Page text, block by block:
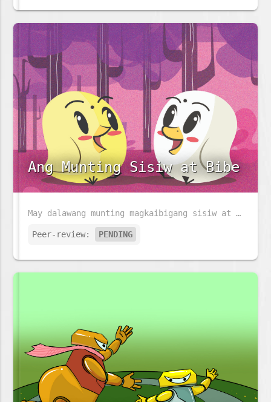
Ang Munting Sisiw at Bibe
May dalawang munting magkaibigang sisiw at bibe na may taglay na magkaibang lakas, tunghayan natin kung papaano nila magagamit ito upang matulungan ang isa't isa.
Peer-review: PENDING